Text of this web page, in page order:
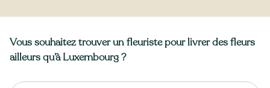
Vous souhaitez trouver un fleuriste pour livrer des fleurs
ailleurs qu’à Luxembourg ?